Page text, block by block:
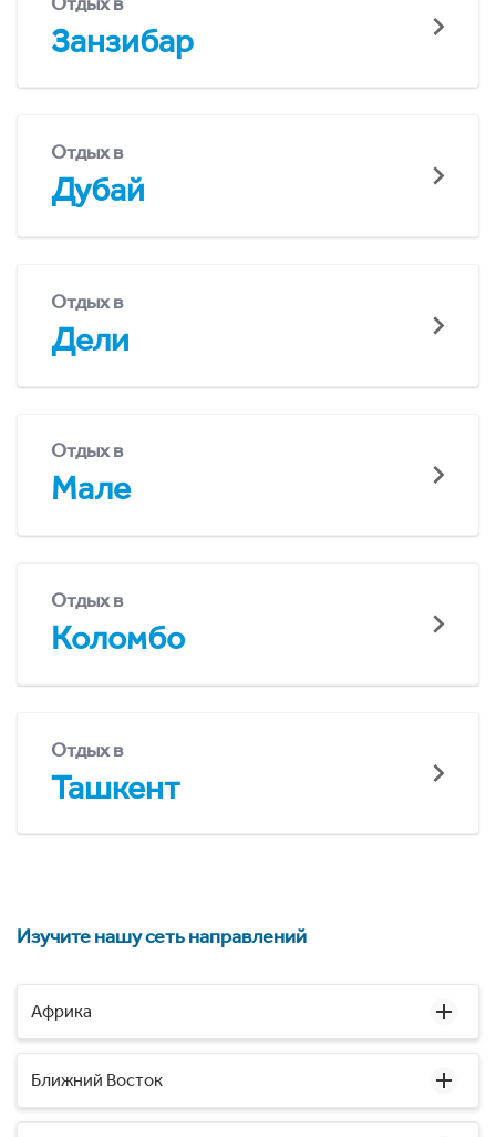
Занзибар
Отдых в
Дубай
Отдых в
Дели
Отдых в
Мале
Отдых в
Коломбо
Отдых в
Ташкент
Изучите нашу сеть направлений
Африка
Ближний Восток